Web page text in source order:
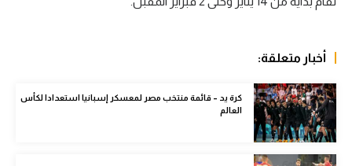
كرة السلة الأمريكية
كرة سلة
كرة يد
كرة طائرة
أخبار متعلقة:
كرة يد – قائمة منتخب مصر لمعسكر إسبانيا استعدادا لكأس
العالم